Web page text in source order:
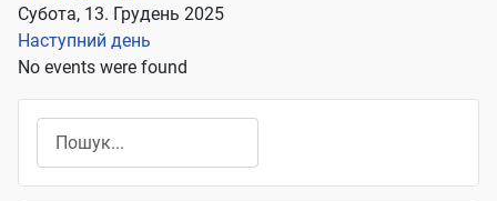
Субота, 13. Грудень 2025
Наступний день
No events were found